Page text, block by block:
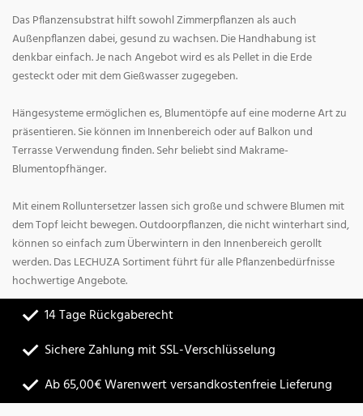
Das Pflanzensubstrat hilft sowohl Zimmerpflanzen als auch
Außenpflanzen dabei, gesund zu wachsen. Die Handhabung ist
denkbar einfach. Je nach Angebot wird es als Pellet in die Erde
gesteckt oder mit dem Gießwasser zugegeben.
Hängesysteme ermöglichen es, Blumentöpfe auf eine moderne Art zu
präsentieren. Sie können im Innenbereich oder auf Balkon und
Terrasse Verwendung finden. Sehr beliebt sind Makrame-
Blumentopfhänger.
Mit einem Rolluntersetzer lassen sich große und schwere Blumen mit
dem Topf leicht bewegen. Outdoorpflanzen, die nicht winterhart sind,
können so einfach zum Überwintern in den Innenbereich gerollt
werden. Das LECHUZA Sortiment führt für alle Pflanzenbedürfnisse
hochwertige Angebote.
14 Tage Rückgaberecht
Sichere Zahlung mit SSL-Verschlüsselung
Ab 65,00€ Warenwert versandkostenfreie Lieferung